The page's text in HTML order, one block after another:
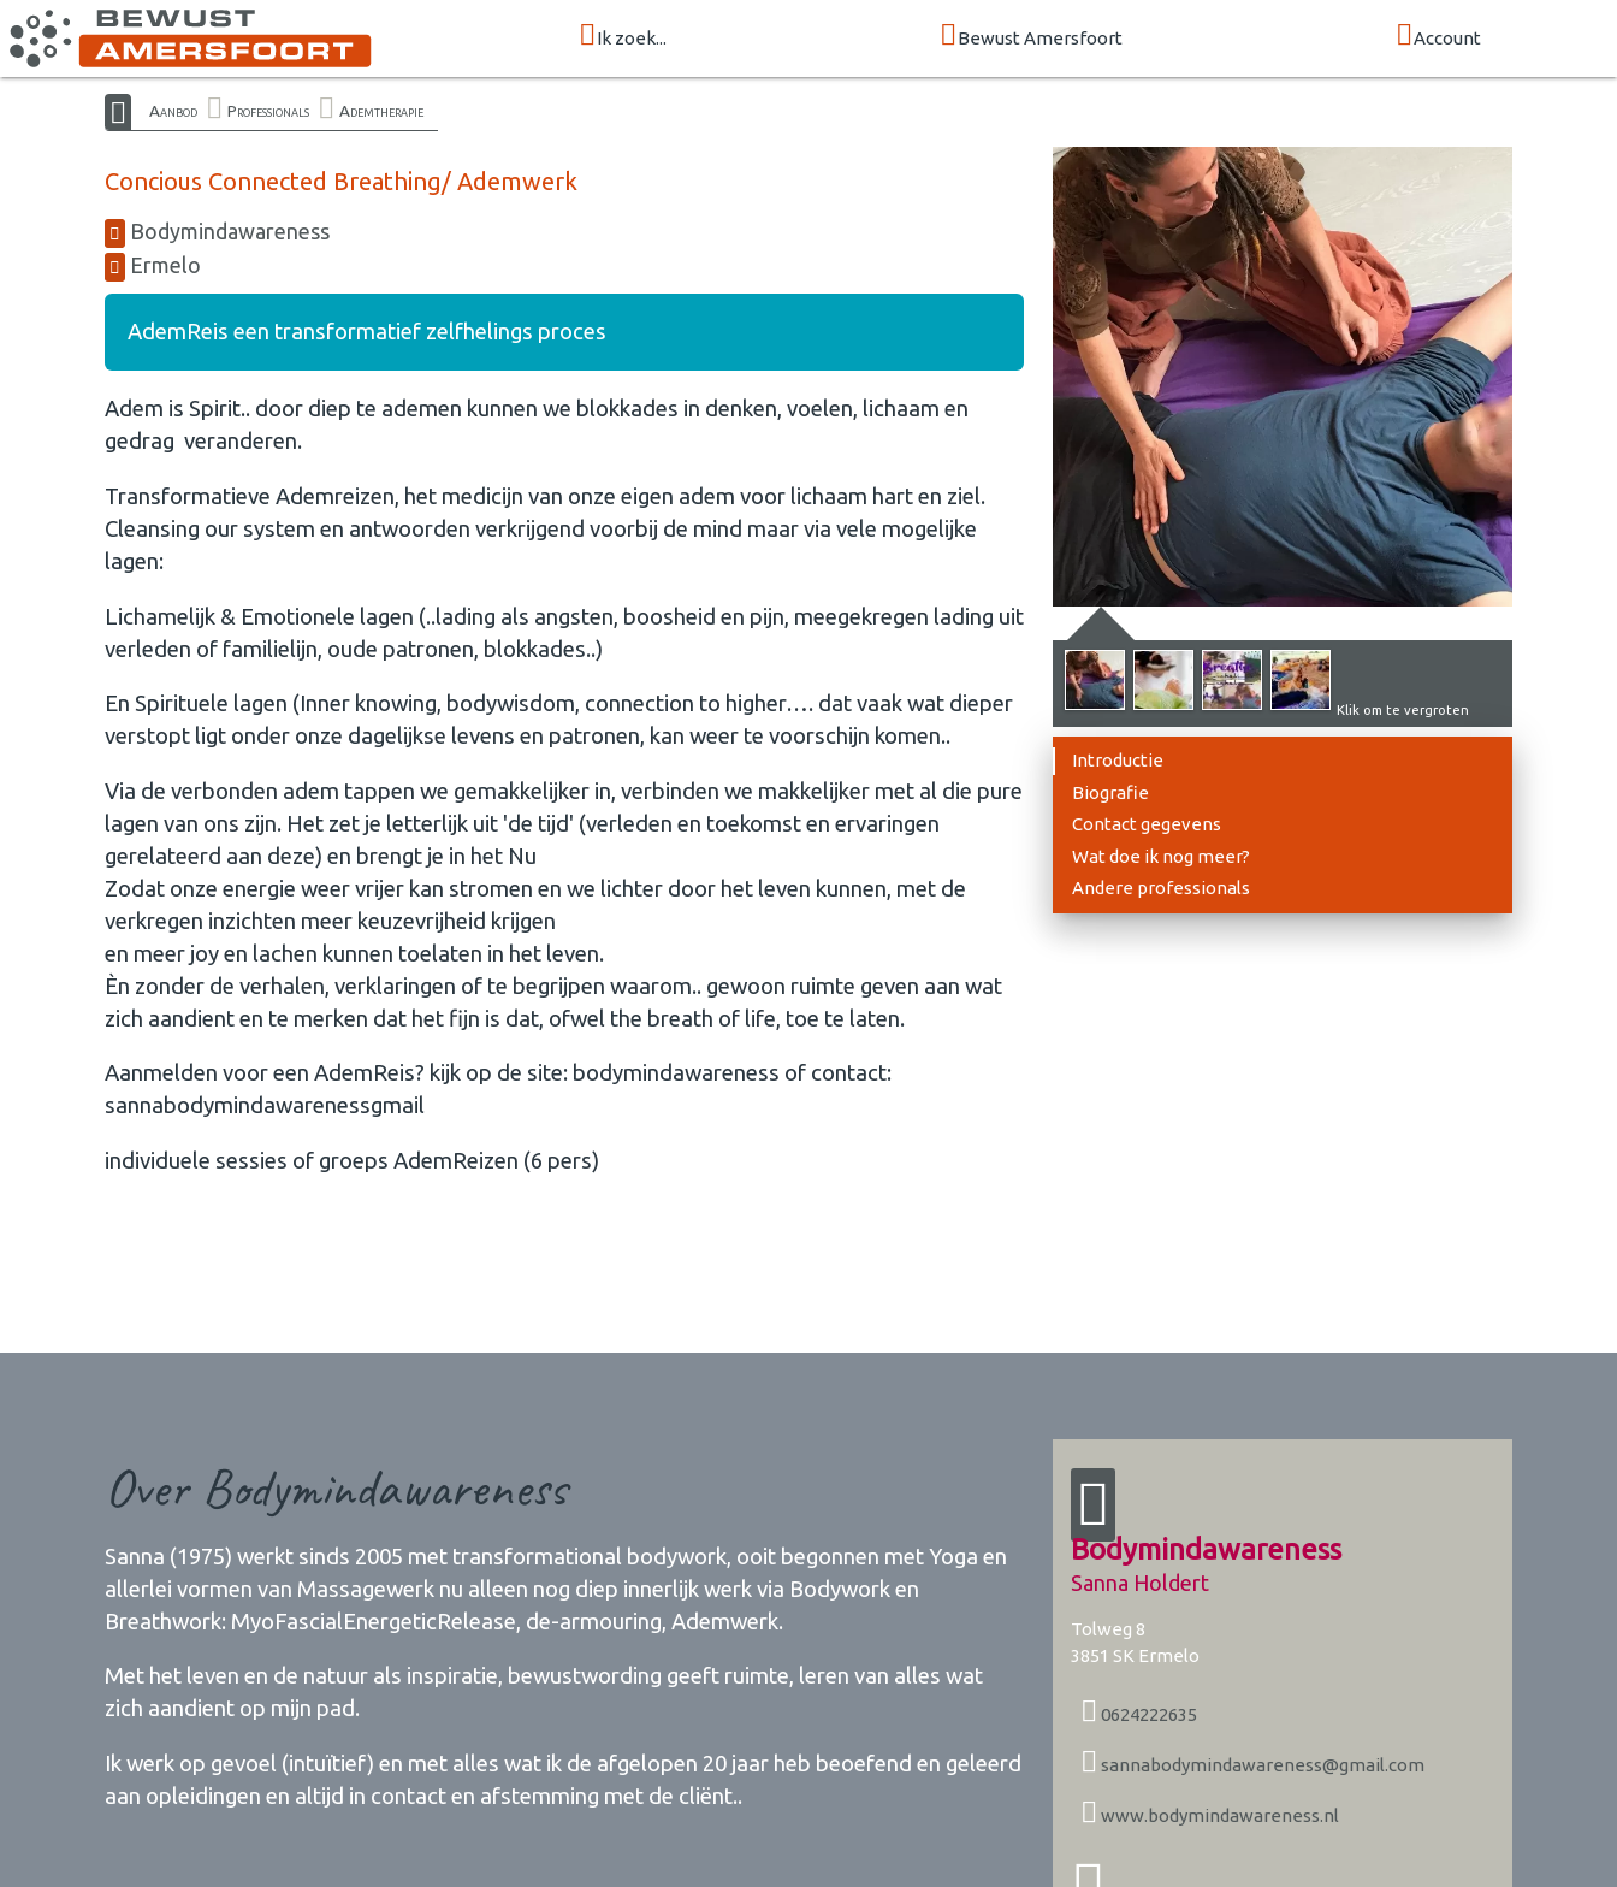
Ik zoek... Bewust Amersfoort Account
Aanbod Professionals Ademtherapie
Concious Connected Breathing/ Ademwerk
Bodymindawareness
Ermelo
AdemReis een transformatief zelfhelings proces
Adem is Spirit.. door diep te ademen kunnen we blokkades in denken, voelen, lichaam en
gedrag veranderen.
Transformatieve Ademreizen, het medicijn van onze eigen adem voor lichaam hart en ziel.
Cleansing our system en antwoorden verkrijgend voorbij de mind maar via vele mogelijke
lagen:
Lichamelijk & Emotionele lagen (..lading als angsten, boosheid en pijn, meegekregen lading uit
verleden of familielijn, oude patronen, blokkades..)
En Spirituele lagen (Inner knowing, bodywisdom, connection to higher…. dat vaak wat dieper
verstopt ligt onder onze dagelijkse levens en patronen, kan weer te voorschijn komen..
Via de verbonden adem tappen we gemakkelijker in, verbinden we makkelijker met al die pure
lagen van ons zijn. Het zet je letterlijk uit 'de tijd' (verleden en toekomst en ervaringen
gerelateerd aan deze) en brengt je in het Nu
Zodat onze energie weer vrijer kan stromen en we lichter door het leven kunnen, met de
verkregen inzichten meer keuzevrijheid krijgen
en meer joy en lachen kunnen toelaten in het leven.
Èn zonder de verhalen, verklaringen of te begrijpen waarom.. gewoon ruimte geven aan wat
zich aandient en te merken dat het fijn is dat, ofwel the breath of life, toe te laten.
Aanmelden voor een AdemReis? kijk op de site: bodymindawareness of contact:
sannabodymindawarenessgmail
individuele sessies of groeps AdemReizen (6 pers)
Klik om te vergroten
Introductie
Biografie
Contact gegevens
Wat doe ik nog meer?
Andere professionals
Over Bodymindawareness
Sanna (1975) werkt sinds 2005 met transformational bodywork, ooit begonnen met Yoga en
allerlei vormen van Massagewerk nu alleen nog diep innerlijk werk via Bodywork en
Breathwork: MyoFascialEnergeticRelease, de-armouring, Ademwerk.
Met het leven en de natuur als inspiratie, bewustwording geeft ruimte, leren van alles wat
zich aandient op mijn pad.
Ik werk op gevoel (intuïtief) en met alles wat ik de afgelopen 20 jaar heb beoefend en geleerd
aan opleidingen en altijd in contact en afstemming met de cliënt..
Bodymindawareness
Sanna Holdert
Tolweg 8
3851 SK Ermelo
0624222635
sannabodymindawareness@gmail.com
www.bodymindawareness.nl